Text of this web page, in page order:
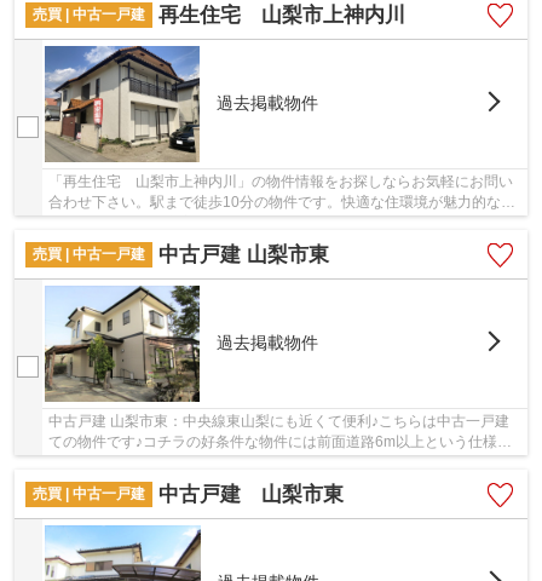
売買 | 中古一戸建
再生住宅 山梨市上神内川
過去掲載物件
「再生住宅 山梨市上神内川」の物件情報をお探しならお気軽にお問い
合わせ下さい。駅まで徒歩10分の物件です。快適な住環境が魅力的な中
売買 | 中古一戸建
中古戸建 山梨市東
過去掲載物件
中古戸建 山梨市東：中央線東山梨にも近くて便利♪こちらは中古一戸建
ての物件です♪コチラの好条件な物件には前面道路6m以上という仕様も
付いてきます♪夢のマイホームの購入を当社スタ...
売買 | 中古一戸建
中古戸建 山梨市東